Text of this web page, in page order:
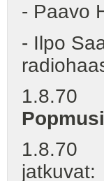
- Paavo
- Ilpo
1.8.70
1.8.70
jatkuvat: